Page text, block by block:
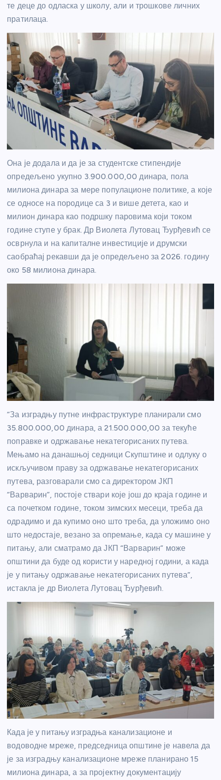
те деце до одласка у школу, али и трошкове личних
пратилаца.
Она је додала и да је за студентске стипендије
опредељено укупно 3.900.000,00 динара, пола
милиона динара за мере популационе политике, а које
се односе на породице са 3 и више детета, као и
милион динара као подршку паровима који током
године ступе у брак. Др Виолета Лутовац Ђурђевић се
осврнула и на капиталне инвестиције и друмски
саобраћај рекавши да је опредељено за 2026. годину
око 58 милиона динара.
“За изградњу путне инфраструктуре планирали смо
35.800.000,00 динара, а 21.500.000,00 за текуће
поправке и одржавање некатегорисаних путева.
Мењамо на данашњој седници Скупштине и одлуку о
искључивом праву за одржавање некатегорисаних
путева, разговарали смо са директором ЈКП
“Варварин”, постоје ствари које још до краја године и
са почетком године, током зимских месеци, треба да
одрадимо и да купимо оно што треба, да уложимо оно
што недостаје, везано за опремање, када су машине у
питању, али сматрамо да ЈКП “Варварин” може
општини да буде од користи у наредној години, а када
је у питању одржавање некатегорисаних путева”,
истакла је др Виолета Лутовац Ђурђевић.
Када је у питању изградња канализационе и
водоводне мреже, председница општине је навела да
је за изградњу канализационе мреже планирано 15
милиона динара, а за пројектну документацију